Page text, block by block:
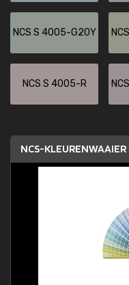
NCS S 4005-G20Y
NCS S 4005-R
NCS-KLEURENWAAIER